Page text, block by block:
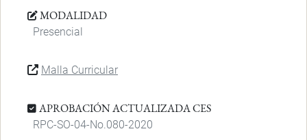
MODALIDAD
Presencial
Malla Curricular
APROBACIÓN ACTUALIZADA CES
RPC-SO-04-No.080-2020